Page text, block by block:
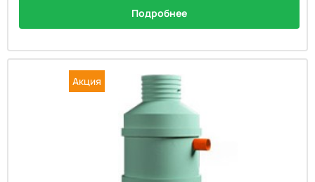
Подробнее
Акция